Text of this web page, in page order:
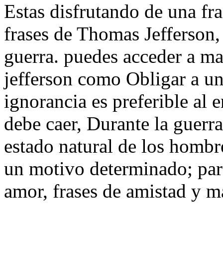
Estas disfrutando de una
frases de Thomas
guerra. puedes acceder a
jefferson como Obligar a
ignorancia es preferible al
debe caer, Durante la
estado natural de los
un motivo determinado;
amor, frases de amistad y